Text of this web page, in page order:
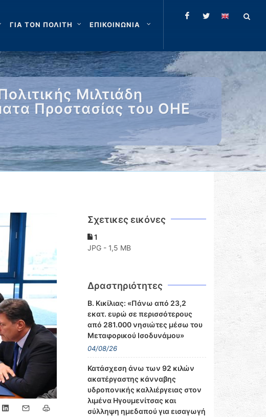
ΓΙΑ ΤΟΝ ΠΟΛΙΤΗ ΕΠΙΚΟΙΝΩΝΙΑ
Μιλτιάδη
Προστασίας του ΟΗΕ
Σχετικες εικόνες
1
JPG - 1,5 MB
Δραστηριότητες
Β. Κικίλιας: «Πάνω από 23,2
εκατ. ευρώ σε περισσότερους
από 281.000 νησιώτες μέσω του
Μεταφορικού Ισοδυνάμου»
04/08/26
Κατάσχεση άνω των 92 κιλών
ακατέργαστης κάνναβης
υδροπονικής καλλιέργειας στον
λιμένα Ηγουμενίτσας και
σύλληψη ημεδαπού για εισαγωγή